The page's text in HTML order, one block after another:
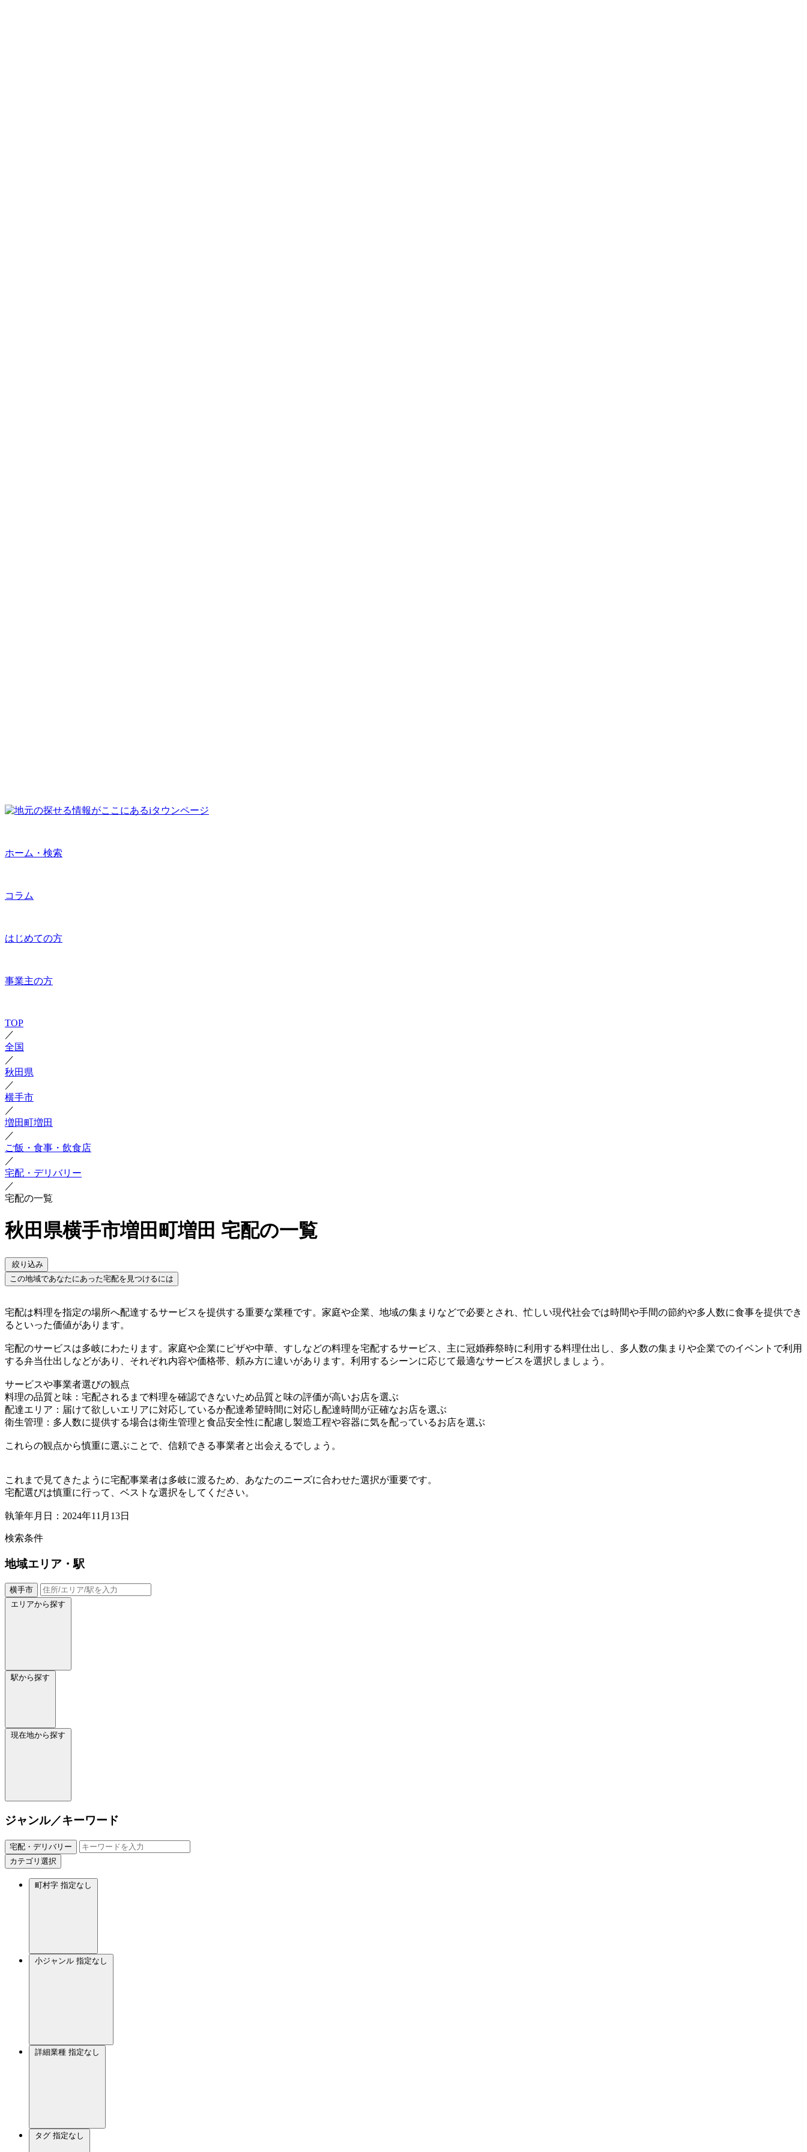
ホーム・検索
コラム
はじめての方
事業主の方
TOP
／
全国
／
秋田県
／
横手市
／
増田町増田
／
ご飯・食事・飲食店
／
宅配・デリバリー
／
宅配の一覧
秋田県横手市増田町増田 宅配の一覧
絞り込み
この地域であなたにあった宅配を見つけるには
宅配は料理を指定の場所へ配達するサービスを提供する重要な業種です。家庭や企業、地域の集まりなどで必要とされ、忙しい現代社会では時間や手間の節約や多人数に食事を提供でき
るといった価値があります。
宅配のサービスは多岐にわたります。家庭や企業にピザや中華、すしなどの料理を宅配するサービス、主に冠婚葬祭時に利用する料理仕出し、多人数の集まりや企業でのイベントで利用
する弁当仕出しなどがあり、それぞれ内容や価格帯、頼み方に違いがあります。利用するシーンに応じて最適なサービスを選択しましょう。
サービスや事業者選びの観点
料理の品質と味：宅配されるまで料理を確認できないため品質と味の評価が高いお店を選ぶ
配達エリア：届けて欲しいエリアに対応しているか配達希望時間に対応し配達時間が正確なお店を選ぶ
衛生管理：多人数に提供する場合は衛生管理と食品安全性に配慮し製造工程や容器に気を配っているお店を選ぶ
これらの観点から慎重に選ぶことで、信頼できる事業者と出会えるでしょう。
これまで見てきたように宅配事業者は多岐に渡るため、あなたのニーズに合わせた選択が重要です。
宅配選びは慎重に行って、ベストな選択をしてください。
執筆年月日：2024年11月13日
検索条件
地域エリア・駅
横手市
エリアから探す
駅から探す
現在地から探す
ジャンル／キーワード
宅配・デリバリー
カテゴリ選択
町村字 指定なし
小ジャンル 指定なし
詳細業種 指定なし
タグ 指定なし